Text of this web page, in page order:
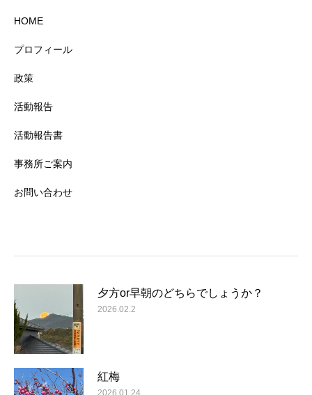
HOME
プロフィール
政策
活動報告
活動報告書
事務所ご案内
お問い合わせ
夕方or早朝のどちらでしょうか？
2026.02.2
紅梅
2026.01.24